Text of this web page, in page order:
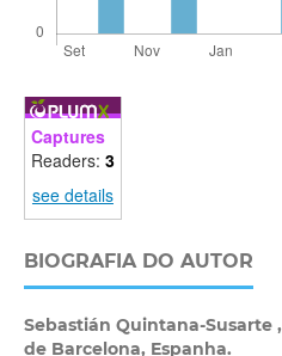
Captures
Readers: 3
see details
BIOGRAFIA DO AUTOR
Sebastián Quintana-Susarte ,
de Barcelona, Espanha.